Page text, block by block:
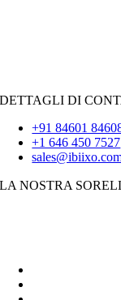
DETTAGLI DI
+91 84601
+1 646 450 7527
LA NOSTRA